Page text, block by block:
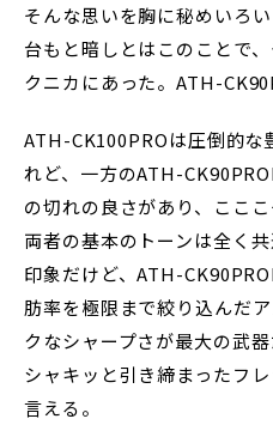
そんな思いを胸に秘めいろ
台もと暗しとはこのことで
クニカにあった。ATH-
ATH-CK100PROは圧倒的な
れど、一方のATH-
の切れの良さがあり、ここ
両者の基本のトーンは全く
印象だけど、ATH-
肪率を極限まで絞り込んだ
クなシャープさが最大の武
シャキッと引き締まったフ
言える。